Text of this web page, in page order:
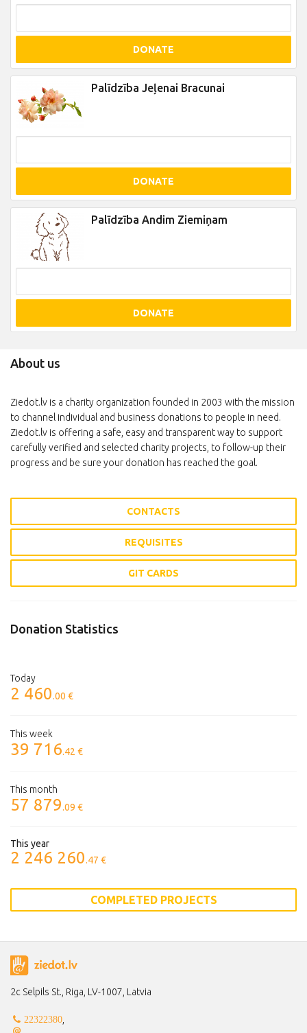
DONATE
Palīdzība Jeļenai Bracunai
DONATE
Palīdzība Andim Ziemiņam
DONATE
About us
Ziedot.lv is a charity organization founded in 2003 with the mission
to channel individual and business donations to people in need.
Ziedot.lv is offering a safe, easy and transparent way to support
carefully verified and selected charity projects, to follow-up their
progress and be sure your donation has reached the goal.
CONTACTS
REQUISITES
GIT CARDS
Donation Statistics
Today
2 460.00 €
This week
39 716.42 €
This month
57 879.09 €
This year
2 246 260.47 €
COMPLETED PROJECTS
2c Selpils St., Riga, LV-1007, Latvia
22322380,